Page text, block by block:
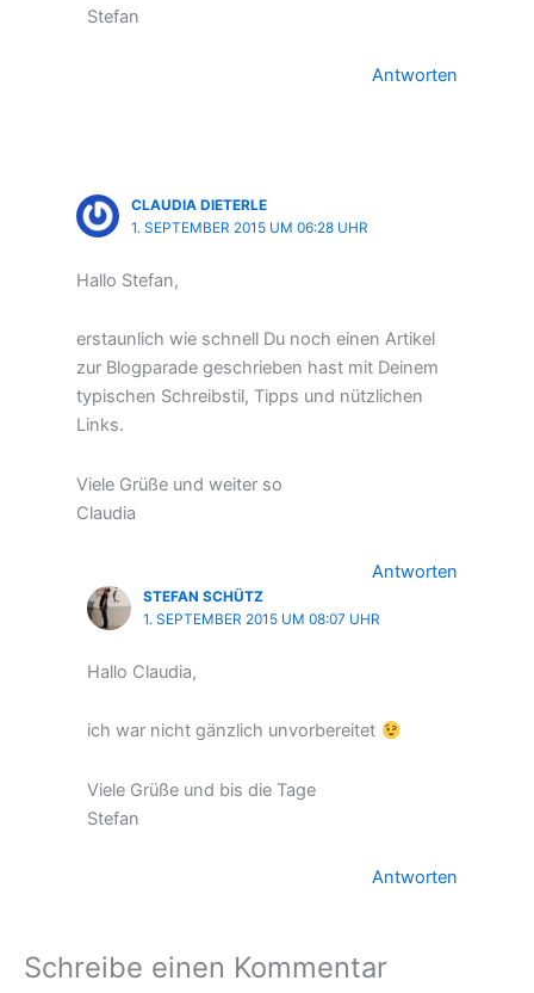
Stefan
Antworten
CLAUDIA DIETERLE
1. SEPTEMBER 2015 UM 06:28 UHR
Hallo Stefan,
erstaunlich wie schnell Du noch einen Artikel
zur Blogparade geschrieben hast mit Deinem
typischen Schreibstil, Tipps und nützlichen
Links.
Viele Grüße und weiter so
Claudia
Antworten
STEFAN SCHÜTZ
1. SEPTEMBER 2015 UM 08:07 UHR
Hallo Claudia,
ich war nicht gänzlich unvorbereitet
Viele Grüße und bis die Tage
Stefan
Antworten
Schreibe einen Kommentar